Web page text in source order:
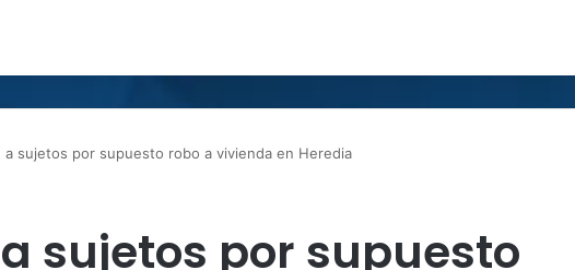
a sujetos por supuesto robo a vivienda en Heredia
sujetos por supuesto